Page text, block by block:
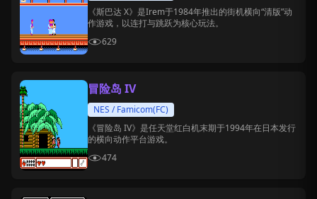
《斯巴达 X》是Irem于1984年推出的街机横向“清版”动
作游戏，以连打与跳跃为核心玩法。
629
冒险岛 IV
NES / Famicom(FC)
《冒险岛 IV》是任天堂红白机末期于1994年在日本发行
的横向动作平台游戏。
474